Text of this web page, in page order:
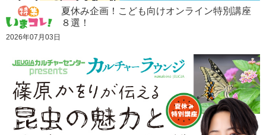
夏休み企画！こども向けオンライン特別講座
８選！
2026年07月03日